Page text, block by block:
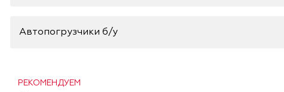
Автопогрузчики б/у
РЕКОМЕНДУЕМ